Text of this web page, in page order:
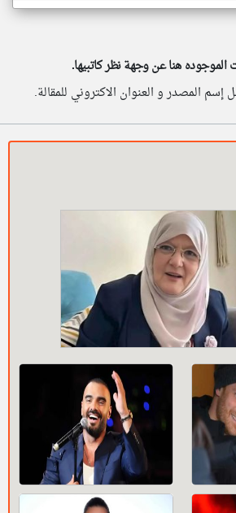
الموجوده هنا عن وجهة نظر كاتبيها.
إسم المصدر و العنوان الاكتروني للمقالة.